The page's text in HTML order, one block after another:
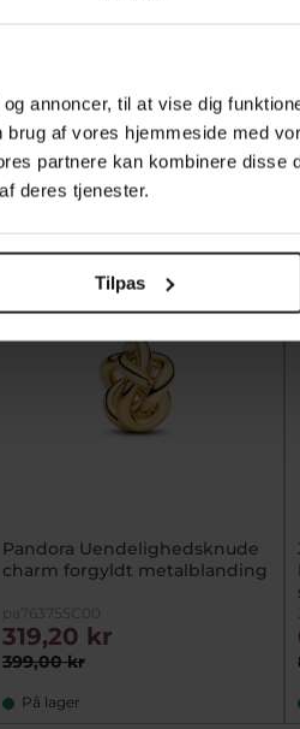
annoncer, til at vise dig
af vores hjemmeside med
partnere kan kombinere disse
deres tjenester.
Tilpas
Pandora Uendelighedsknude
charm forgyldt metalblanding
pa763755C00
399,00 kr
319,20 kr
På lager